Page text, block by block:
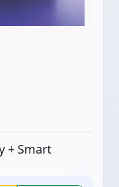
+ Smart